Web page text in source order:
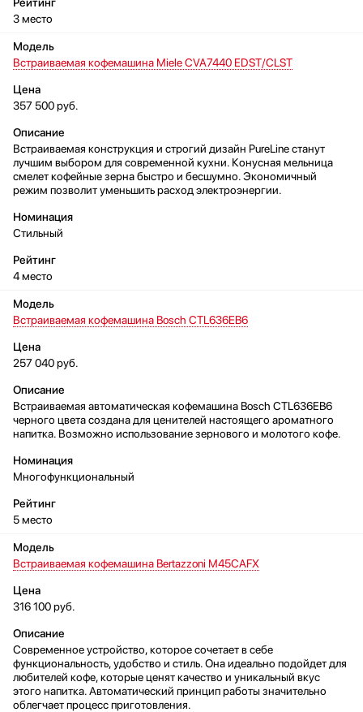
3 место
Встраиваемая кофемашина Miele CVA7440 EDST/CLST
357 500 руб.
Встраиваемая конструкция и строгий дизайн PureLine станут
лучшим выбором для современной кухни. Конусная мельница
смелет кофейные зерна быстро и бесшумно. Экономичный
режим позволит уменьшить расход электроэнергии.
Стильный
4 место
Встраиваемая кофемашина Bosch CTL636EB6
257 040 руб.
Встраиваемая автоматическая кофемашина Bosch CTL636EB6
черного цвета создана для ценителей настоящего ароматного
напитка. Возможно использование зернового и молотого кофе.
Многофункциональный
5 место
Встраиваемая кофемашина Bertazzoni M45CAFX
316 100 руб.
Современное устройство, которое сочетает в себе
функциональность, удобство и стиль. Она идеально подойдет для
любителей кофе, которые ценят качество и уникальный вкус
этого напитка. Автоматический принцип работы значительно
облегчает процесс приготовления.